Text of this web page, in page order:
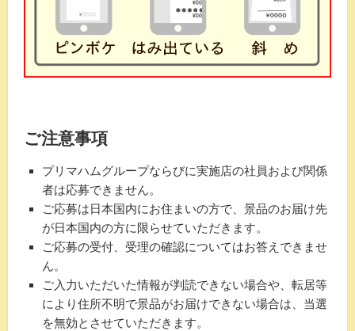
ご注意事項
プリマハムグループならびに実施店の社員および関係
者は応募できません。
ご応募は日本国内にお住まいの方で、景品のお届け先
が日本国内の方に限らせていただきます。
ご応募の受付、受理の確認についてはお答えできませ
ん。
ご入力いただいた情報が判読できない場合や、転居等
により住所不明で景品がお届けできない場合は、当選
を無効とさせていただきます。